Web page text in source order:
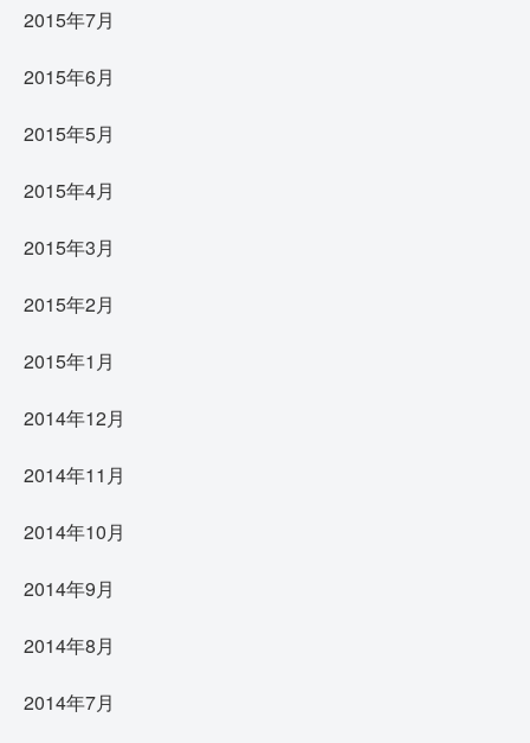
2015年7月
2015年6月
2015年5月
2015年4月
2015年3月
2015年2月
2015年1月
2014年12月
2014年11月
2014年10月
2014年9月
2014年8月
2014年7月